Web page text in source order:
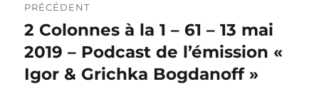
de
l’article
PRÉCÉDENT
Publication
précédente :
2 Colonnes à la 1 – 61 – 13 mai
2019 – Podcast de l’émission «
Igor & Grichka Bogdanoff »